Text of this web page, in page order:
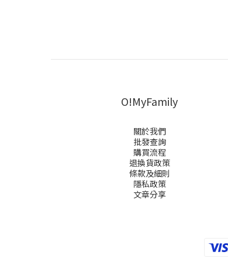
O!MyFamily
關於我們
批發查詢
購買流程
退換貨政策
條款及細則
隱私政策
文章分享